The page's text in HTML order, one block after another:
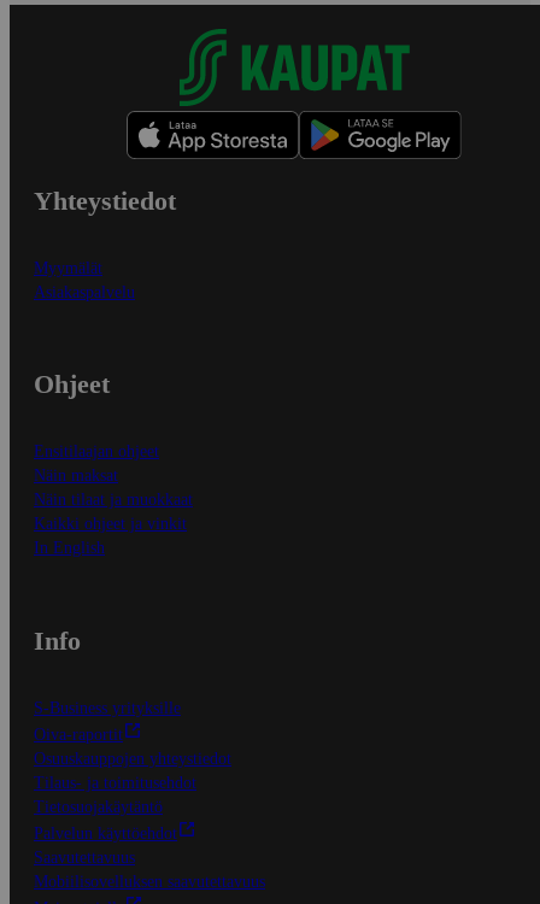
Yhteystiedot
Myymälät
Asiakaspalvelu
Ohjeet
Ensitilaajan ohjeet
Näin maksat
Näin tilaat ja muokkaat
Kaikki ohjeet ja vinkit
In English
Info
S-Business yrityksille
Oiva-raportit
Osuuskauppojen yhteystiedot
Tilaus- ja toimitusehdot
Tietosuojakäytäntö
Palvelun käyttöehdot
Saavutettavuus
Mobiilisovelluksen saavutettavuus